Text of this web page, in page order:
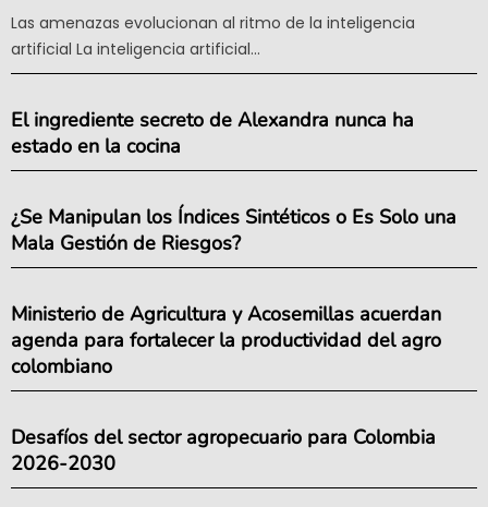
Las amenazas evolucionan al ritmo de la inteligencia
artificial La inteligencia artificial...
El ingrediente secreto de Alexandra nunca ha
estado en la cocina
¿Se Manipulan los Índices Sintéticos o Es Solo una
Mala Gestión de Riesgos?
Ministerio de Agricultura y Acosemillas acuerdan
agenda para fortalecer la productividad del agro
colombiano
Desafíos del sector agropecuario para Colombia
2026-2030